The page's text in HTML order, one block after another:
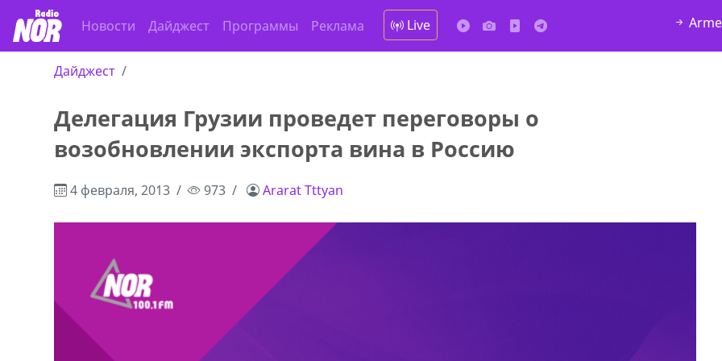
Новости Дайджест Программы Реклама Live
Дайджест
Делегация Грузии проведет переговоры о
возобновлении экспорта вина в Россию
4 февраля, 2013 973 Ararat Tttyan
мешках, 500 22 47 42